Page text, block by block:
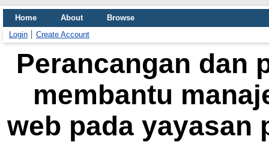
Home About
Browse
Login
Create Account
Perancangan dan
membantu
web pada yayasan